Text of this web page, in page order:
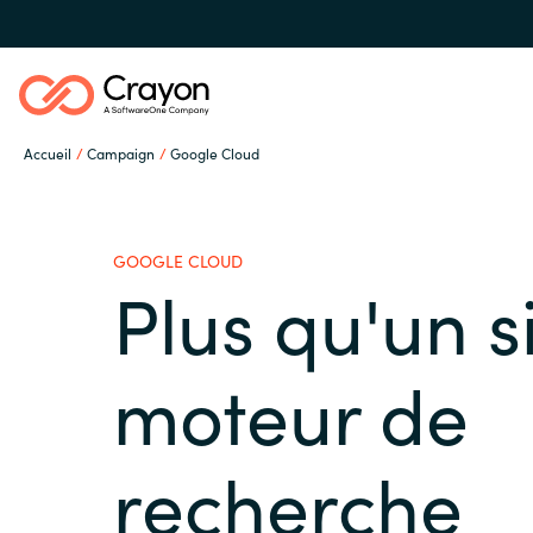
Accueil Campaign Google Cloud
Global site
Austria
Denmark
Partenaires éditeurs
Ressources
A propos de Crayon
GOOGLE CLOUD
Plus qu'un
moteur de
recherche